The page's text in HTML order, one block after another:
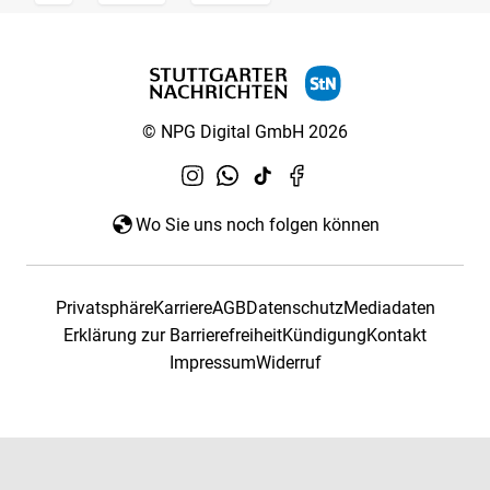
© NPG Digital GmbH 2026
Wo Sie uns noch folgen können
PrivatsphäreKarriereAGBDatenschutzMediadaten
Erklärung zur BarrierefreiheitKündigungKontakt
ImpressumWiderruf